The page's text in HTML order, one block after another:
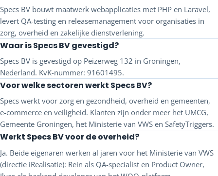
Specs BV bouwt maatwerk webapplicaties met PHP en Laravel,
levert QA-testing en releasemanagement voor organisaties in
zorg, overheid en zakelijke dienstverlening.
Waar is Specs BV gevestigd?
Specs BV is gevestigd op Peizerweg 132 in Groningen,
Nederland. KvK-nummer: 91601495.
Voor welke sectoren werkt Specs BV?
Specs werkt voor zorg en gezondheid, overheid en gemeenten,
e-commerce en veiligheid. Klanten zijn onder meer het UMCG,
Gemeente Groningen, het Ministerie van VWS en SafetyTriggers.
Werkt Specs BV voor de overheid?
Ja. Beide eigenaren werken al jaren voor het Ministerie van VWS
(directie iRealisatie): Rein als QA-specialist en Product Owner,